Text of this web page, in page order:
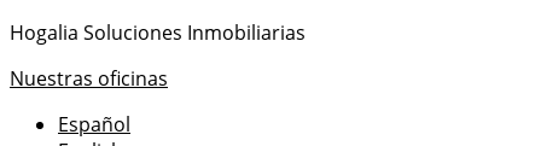
Hogalia Soluciones Inmobiliarias
Nuestras oficinas
Español